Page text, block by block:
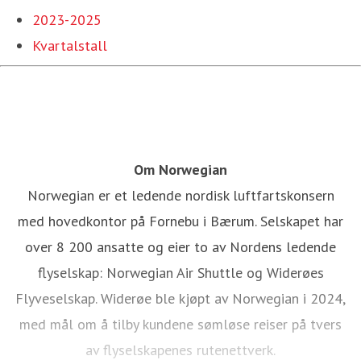
2023-2025
Kvartalstall
Om Norwegian
Norwegian er et ledende nordisk luftfartskonsern
med hovedkontor på Fornebu i Bærum. Selskapet har
over 8 200 ansatte og eier to av Nordens ledende
flyselskap: Norwegian Air Shuttle og Widerøes
Flyveselskap. Widerøe ble kjøpt av Norwegian i 2024,
med mål om å tilby kundene sømløse reiser på tvers
av flyselskapenes rutenettverk.